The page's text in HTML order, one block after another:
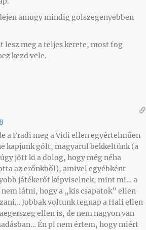
amugy mindig golszegenyebben
lesz meg a teljes kerete, most fog
kezd vele.
a Fradi meg a Vidi ellen egyértelműen
kapjunk gólt, magyarul bekkeltünk (a
jött ki a dolog, hogy még néha
az erőnkből), amivel egyébként
játékerőt képviselnek, mint mi… a
látni, hogy a „kis csapatok” ellen
Jobbak voltunk tegnap a Hali ellen
ellen is, de nem nagyon van
Én pl nem értem, hogy miért